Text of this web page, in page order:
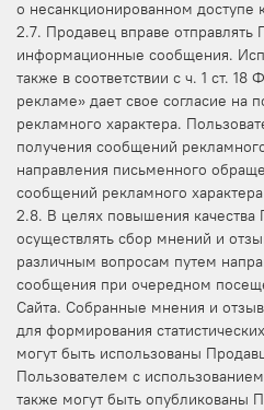
о несанкционированном доступе
2.7. Продавец вправе отправлять
информационные сообщения.
также в соответствии с ч. 1 ст. 18
рекламе» дает свое согласие на
рекламного характера.
получения сообщений
направления письменного
сообщений рекламного
2.8. В целях повышения качества
осуществлять сбор мнений и
различным вопросам путем
сообщения при очередном
Сайта. Собранные мнения и
для формирования
могут быть использованы
Пользователем с
также могут быть опубликованы